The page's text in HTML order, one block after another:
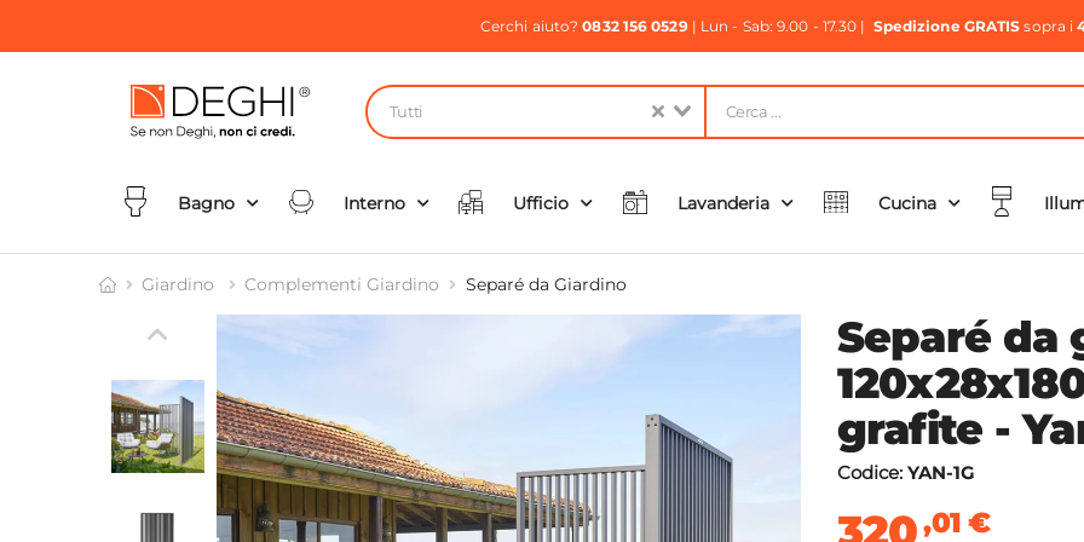
Cerchi aiuto?0832 156 0529| Lun - Sab: 9.00 - 17.30 | Spedizione GRATIS sopra i
Tutti
Bagno Interno Ufficio Lavanderia Cucina
Giardino Complementi Giardino Separé da Giardino
Separé da
grafite -
Codice: YAN-1G
,01 €